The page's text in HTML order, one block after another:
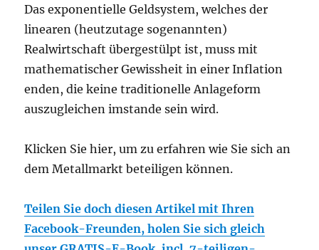
Das exponentielle Geldsystem, welches der
linearen (heutzutage sogenannten)
Realwirtschaft übergestülpt ist, muss mit
mathematischer Gewissheit in einer Inflation
enden, die keine traditionelle Anlageform
auszugleichen imstande sein wird.
Klicken Sie hier, um zu erfahren wie Sie sich an
dem Metallmarkt beteiligen können.
Teilen Sie doch diesen Artikel mit Ihren
Facebook-Freunden, holen Sie sich gleich